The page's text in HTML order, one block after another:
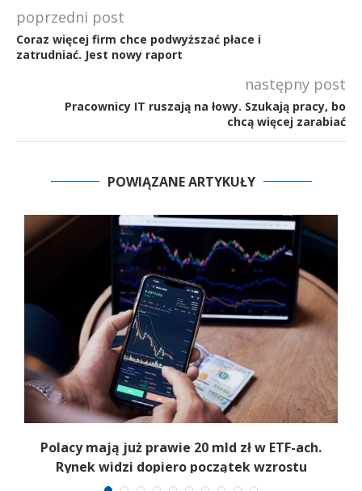
poprzedni post
Coraz więcej firm chce podwyższać płace i
zatrudniać. Jest nowy raport
następny post
Pracownicy IT ruszają na łowy. Szukają pracy, bo
chcą więcej zarabiać
POWIĄZANE ARTYKUŁY
Polacy mają już prawie 20 mld zł w ETF-ach.
Rynek widzi dopiero początek wzrostu